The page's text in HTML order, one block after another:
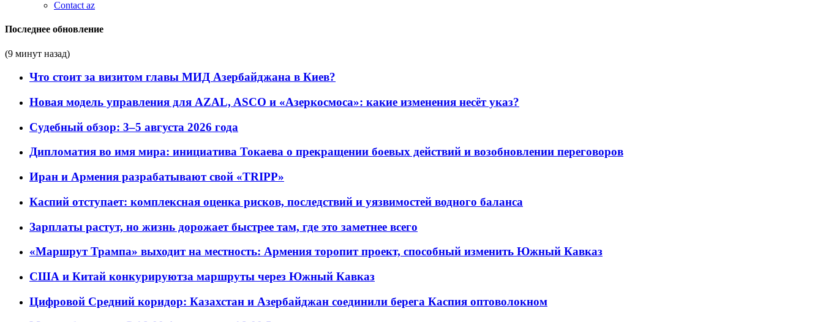
Contact az
Последнее обновление
(9 минут назад)
Что стоит за визитом главы МИД Азербайджана в Киев?
Новая модель управления для AZAL, ASCO и «Азеркосмоса»: какие изменения несёт указ?
Судебный обзор: 3–5 августа 2026 года
Дипломатия во имя мира: инициатива Токаева о прекращении боевых действий и возобновлении переговоров
Иран и Армения разрабатывают свой «TRIPP»
Каспий отступает: комплексная оценка рисков, последствий и уязвимостей водного баланса
Зарплаты растут, но жизнь дорожает быстрее там, где это заметнее всего
«Маршрут Трампа» выходит на местность: Армения торопит проект, способный изменить Южный Кавказ
США и Китай конкурируютза маршруты через Южный Кавказ
Цифровой Средний коридор: Казахстан и Азербайджан соединили берега Каспия оптоволокном